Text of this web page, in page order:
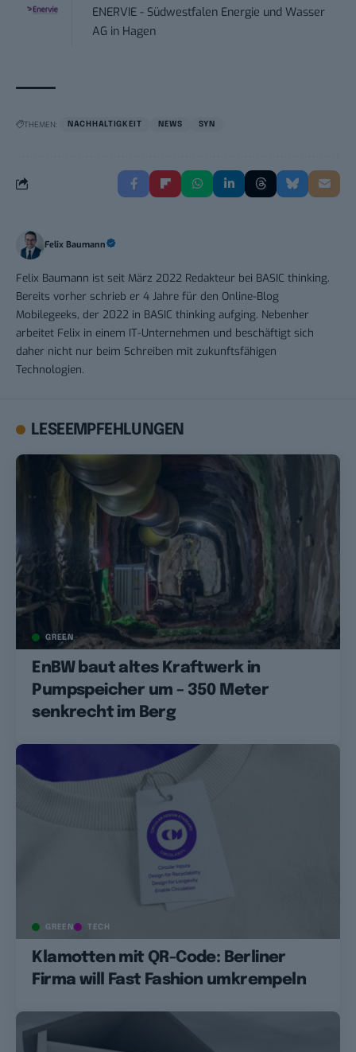
ENERVIE - Südwestfalen Energie und Wasser
AG in Hagen
THEMEN: NACHHALTIGKEIT NEWS SYN
Felix Baumann
Felix Baumann ist seit März 2022 Redakteur bei BASIC thinking.
Bereits vorher schrieb er 4 Jahre für den Online-Blog
Mobilegeeks, der 2022 in BASIC thinking aufging. Nebenher
arbeitet Felix in einem IT-Unternehmen und beschäftigt sich
daher nicht nur beim Schreiben mit zukunftsfähigen
Technologien.
LESEEMPFEHLUNGEN
GREEN
EnBW baut altes Kraftwerk in
Pumpspeicher um – 350 Meter
senkrecht im Berg
GREEN TECH
Klamotten mit QR-Code: Berliner
Firma will Fast Fashion umkrempeln